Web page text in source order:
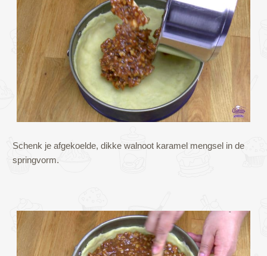
Schenk je afgekoelde, dikke walnoot karamel mengsel in de
springvorm.